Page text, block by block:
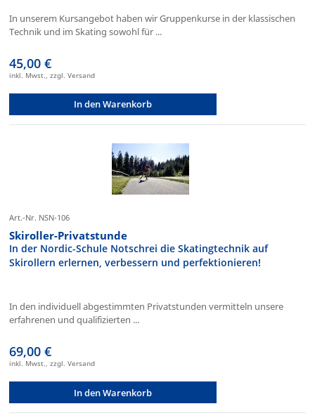
In unserem Kursangebot haben wir Gruppenkurse in der klassischen
Technik und im Skating sowohl für ...
45,00 €
inkl. Mwst., zzgl. Versand
In den Warenkorb
Art.-Nr. NSN-106
Skiroller-Privatstunde
In der Nordic-Schule Notschrei die Skatingtechnik auf
Skirollern erlernen, verbessern und perfektionieren!
In den individuell abgestimmten Privatstunden vermitteln unsere
erfahrenen und qualifizierten ...
69,00 €
inkl. Mwst., zzgl. Versand
In den Warenkorb